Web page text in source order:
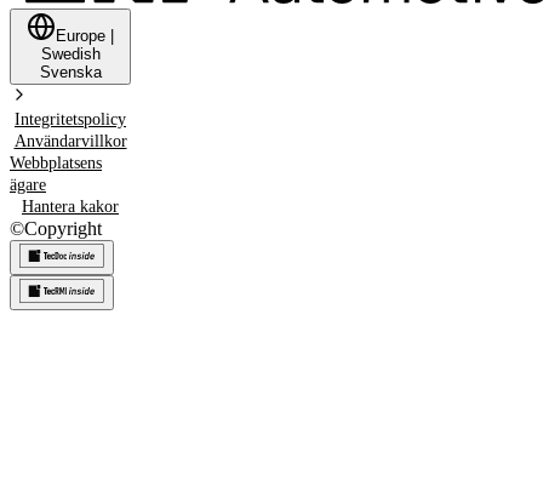
Europe
Swedish
Svenska
Integritetspolicy
Användarvillkor
Webbplatsens
ägare
Hantera kakor
©Copyright